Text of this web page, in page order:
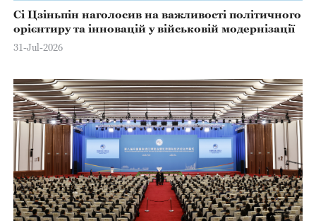
Сі Цзіньпін наголосив на важливості політичного
орієнтиру та інновацій у військовій модернізації
31-Jul-2026